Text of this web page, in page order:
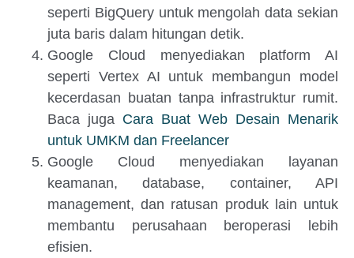
seperti BigQuery untuk mengolah data sekian
juta baris dalam hitungan detik.
Google Cloud menyediakan platform AI
seperti Vertex AI untuk membangun model
kecerdasan buatan tanpa infrastruktur rumit.
Baca juga Cara Buat Web Desain Menarik
untuk UMKM dan Freelancer
Google Cloud menyediakan layanan
keamanan, database, container, API
management, dan ratusan produk lain untuk
membantu perusahaan beroperasi lebih
efisien.